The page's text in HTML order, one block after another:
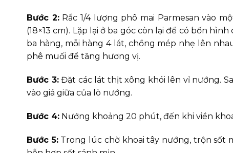
Bước 2:Rắc 1/4 lượng phô mai Parmesan vào
(18×13 cm). Lặp lại ở ba góc còn lại để có bốn
ba hàng, mỗi hàng 4 lát, chồng mép nhẹ lên
phê muối để tăng hương vị.
Bước 3:Đặt các lát thịt xông khói lên vỉ nướng.
vào giá giữa của lò nướng.
Bước 4: Nướng khoảng 20 phút, đến khi viền
Bước 5:Trong lúc chờ khoai tây nướng, trộn sốt